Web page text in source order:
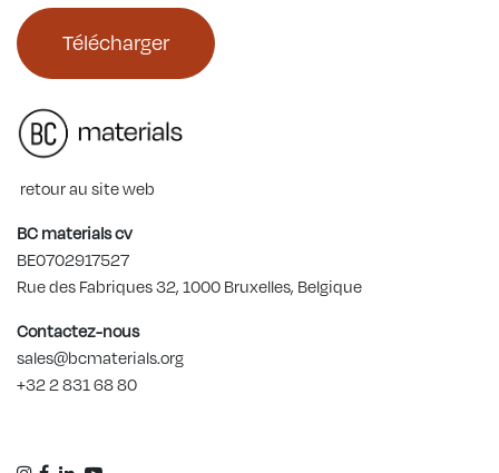
Télécharger
retour au site web
BC materials cv
BE0702917527
Rue des Fabriques 32, 1000 Bruxelles, Belgique
Contactez-nous
sales@bcmaterials.org
+32 2 831 68 80